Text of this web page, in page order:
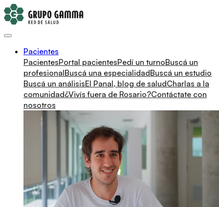
Pacientes
PacientesPortal pacientesPedí un turnoBuscá un
profesionalBuscá una especialidadBuscá un estudio
Buscá un análisisEl Panal, blog de saludCharlas a la
comunidad¿Vivís fuera de Rosario?Contáctate con
nosotros